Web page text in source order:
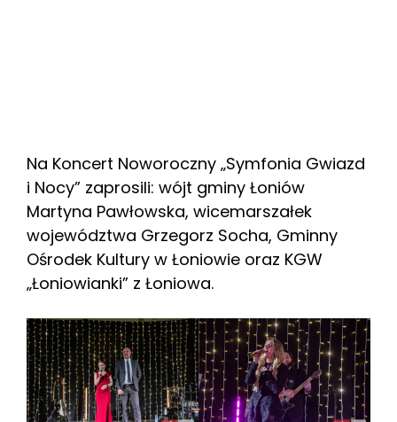
Na Koncert Noworoczny „Symfonia Gwiazd
i Nocy” zaprosili: wójt gminy Łoniów
Martyna Pawłowska, wicemarszałek
województwa Grzegorz Socha, Gminny
Ośrodek Kultury w Łoniowie oraz KGW
„Łoniowianki” z Łoniowa.